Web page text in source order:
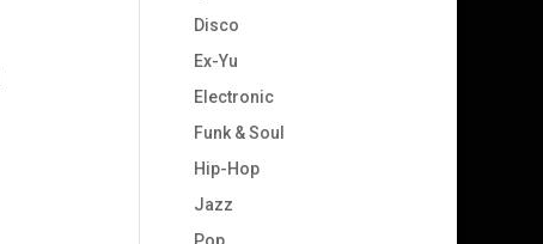
Disco
Ex-Yu
Electronic
Funk & Soul
Hip-Hop
Jazz